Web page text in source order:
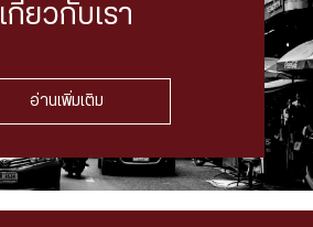
เกี่ยวกับเรา
อ่านเพิ่มเติม